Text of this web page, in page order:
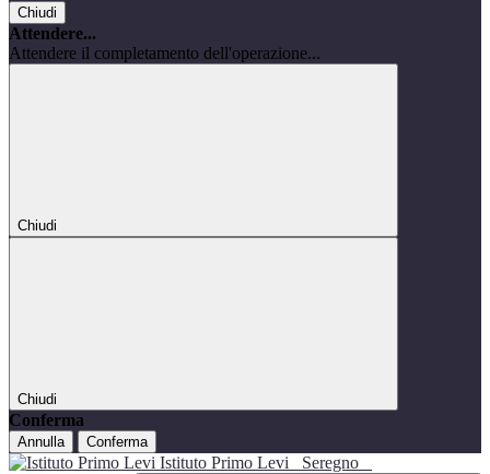
Chiudi
Attendere...
Attendere il completamento dell'operazione...
Chiudi
Chiudi
Conferma
Annulla Conferma
Istituto Primo Levi Seregno